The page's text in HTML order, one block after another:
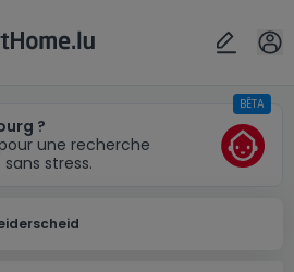
?
une recherche
stress.
BÊTA
Localité(s) OK